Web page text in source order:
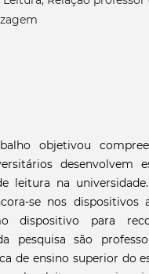
objetivou
desenvolvem
leitura na
se nos dispositivos
dispositivo para
pesquisa são
de ensino superior do